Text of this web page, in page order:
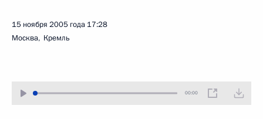
15 ноября 2005 года 17:28
Москва, Кремль
00:00